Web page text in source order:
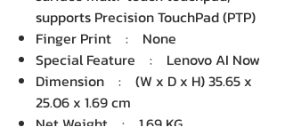
supports Precision TouchPad (PTP)
Finger Print : None
Special Feature : Lenovo AI Now
Dimension : (W x D x H) 35.65 x
25.06 x 1.69 cm
Net Weight : 1.69 KG